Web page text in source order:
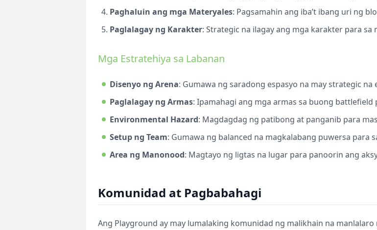
Paghaluin ang mga Materyales: Pagsamahin ang iba’t ibang uri ng
Paglalagay ng Karakter: Strategic na ilagay ang mga karakter para
Mga Estratehiya sa Labanan
Disenyo ng Arena: Gumawa ng saradong espasyo na may strategic
Paglalagay ng Armas: Ipamahagi ang mga armas sa buong battlefield
Environmental Hazard: Magdagdag ng patibong at panganib para
Setup ng Team: Gumawa ng balanced na magkalabang puwersa para
Area ng Manonood: Magtayo ng ligtas na lugar para panoorin ang
Komunidad at Pagbabahagi
Ang Playground ay may lumalaking komunidad ng malikhain na